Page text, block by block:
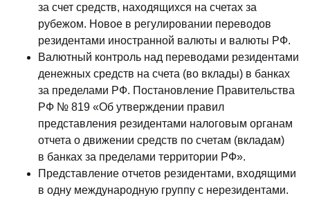
за счет средств, находящихся на счетах за
рубежом. Новое в регулировании переводов
резидентами иностранной валюты и валюты РФ.
Валютный контроль над переводами резидентами
денежных средств на счета (во вклады) в банках
за пределами РФ. Постановление Правительства
РФ № 819 «Об утверждении правил
представления резидентами налоговым органам
отчета о движении средств по счетам (вкладам)
в банках за пределами территории РФ».
Представление отчетов резидентами, входящими
в одну международную группу с нерезидентами.